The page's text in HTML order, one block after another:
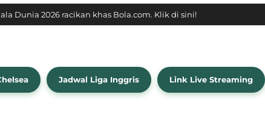
Dunia 2026 racikan khas Bola.com. Klik di sini!
Jadwal Liga Inggris Link Live Streaming